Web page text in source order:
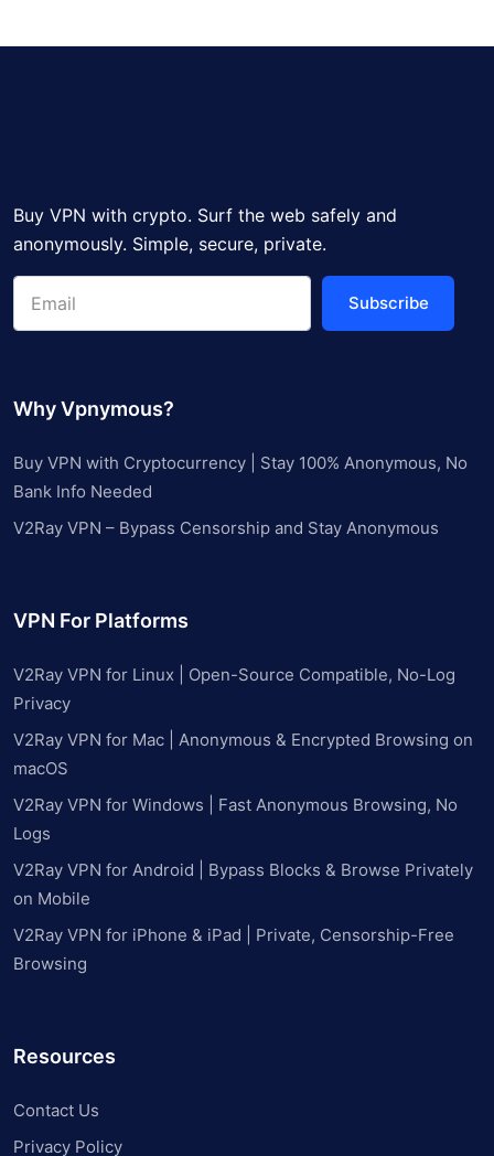
Buy VPN with crypto. Surf the web safely and
anonymously. Simple, secure, private.
Subscribe
Why Vpnymous?
Buy VPN with Cryptocurrency | Stay 100% Anonymous, No
Bank Info Needed
V2Ray VPN – Bypass Censorship and Stay Anonymous
VPN For Platforms
V2Ray VPN for Linux | Open-Source Compatible, No-Log
Privacy
V2Ray VPN for Mac | Anonymous & Encrypted Browsing on
macOS
V2Ray VPN for Windows | Fast Anonymous Browsing, No
Logs
V2Ray VPN for Android | Bypass Blocks & Browse Privately
on Mobile
V2Ray VPN for iPhone & iPad | Private, Censorship-Free
Browsing
Resources
Contact Us
Privacy Policy